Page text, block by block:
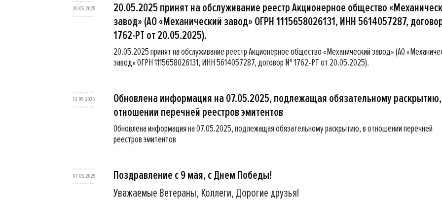
20.05.2025
20.05.2025 принят на обслуживание реестр Акционерное общество
завод» (АО «Механический завод» ОГРН 1115658026131, ИНН 5614057287,
1762-РТ от 20.05.2025).
20.05.2025 принят на обслуживание реестр Акционерное общество «Механический завод» (АО
завод» ОГРН 1115658026131, ИНН 5614057287, договор № 1762-РТ от 20.05.2025).
12.05.2025
Обновлена информация на 07.05.2025, подлежащая обязательному
отношении перечней реестров эмитентов
Обновлена информация на 07.05.2025, подлежащая обязательному раскрытию, в отношении перечней
реестров эмитентов
07.05.2025
Поздравление с 9 мая, с Днем Победы!
Уважаемые Ветераны, Коллеги, Дорогие друзья!